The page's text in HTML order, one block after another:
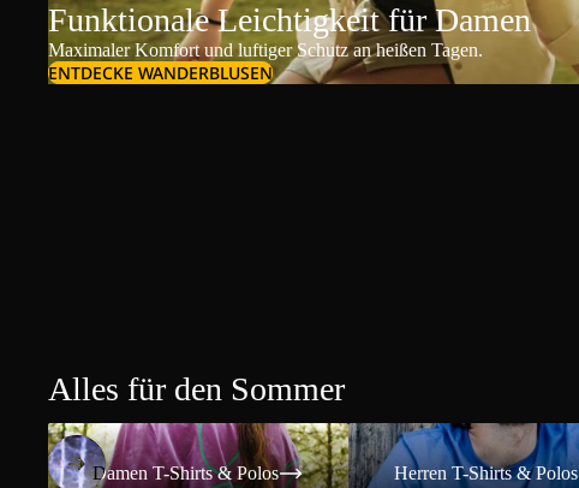
Funktionale Leichtigkeit für Damen
Maximaler Komfort und luftiger Schutz an heißen Tagen.
ENTDECKE WANDERBLUSEN
Alles für den Sommer
Damen T-Shirts & Polos
Damen T-Shirts & Polos
Herren T-Shirts & Polos
Herren T-Shirts & Polos